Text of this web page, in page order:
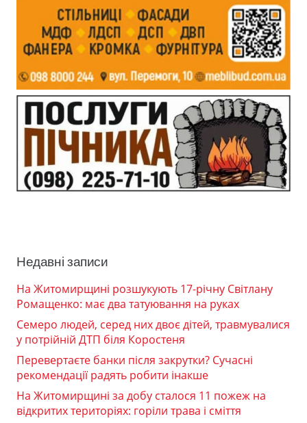
Недавні записи
На Житомирщині розшукують 17-річну Світлану
Ромащенко: має два татуювання на руках
Семеро людей, серед них двоє дітей, травмувалися
у потрійній ДТП біля Коростеня
Перевертаєте банки після закрутки? Сучасні
рекомендації радять робити інакше
На Житомирщині за добу сталося 11 пожеж на
відкритих територіях: горіли трава і сміття